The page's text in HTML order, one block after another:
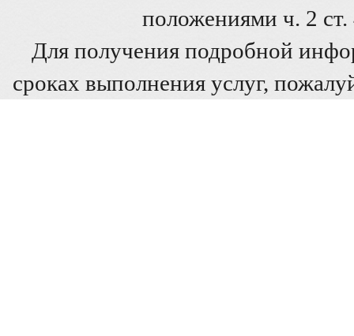
положениями ч. 2
Для получения подробной
сроках выполнения услуг,